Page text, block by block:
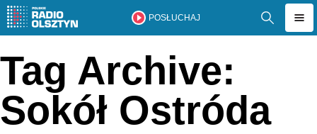
POSŁUCHAJ
Tag Archive:
Sokół Ostróda